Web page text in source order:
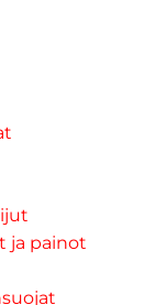
ja painot